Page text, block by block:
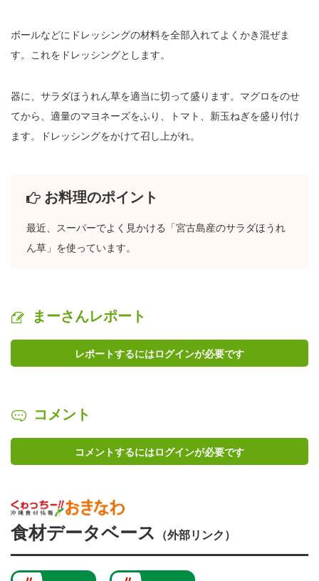
ボールなどにドレッシングの材料を全部入れてよくかき混ぜま
す。これをドレッシングとします。
器に、サラダほうれん草を適当に切って盛ります。マグロをのせ
てから、適量のマヨネーズをふり、トマト、新玉ねぎを盛り付け
ます。ドレッシングをかけて召し上がれ。
お料理のポイント
最近、スーパーでよく見かける「宮古島産のサラダほうれ
ん草」を使っています。
まーさんレポート
レポートするにはログインが必要です
コメント
コメントするにはログインが必要です
食材データベース （外部リンク）